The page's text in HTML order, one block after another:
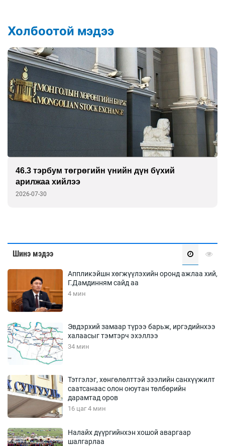
Холбоотой мэдээ
46.3 тэрбум төгрөгийн үнийн дүн бүхий
арилжаа хийлээ
2026-07-30
Шинэ мэдээ
Аппликэйшн хөгжүүлэхийн оронд ажлаа хий,
Г.Дамдинням сайд аа
4 мин
Эвдэрхий замаар түрээ барьж, иргэдийнхээ
халаасыг тэмтэрч эхэллээ
34 мин
Тэтгэлэг, хөнгөлөлттэй зээлийн санхүүжилт
саатсанаас олон оюутан төлбөрийн
дарамтад оров
16 цаг 4 мин
Налайх дүүргийнхэн хошой аваргаар
шалгарлаа